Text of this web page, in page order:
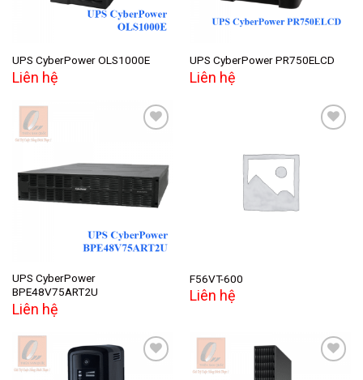
UPS CyberPower OLS1000E
Liên hệ
UPS CyberPower PR750ELCD
Liên hệ
wishlist
UPS CyberPower
BPE48V75ART2U
Liên hệ
F56VT-600
Liên hệ